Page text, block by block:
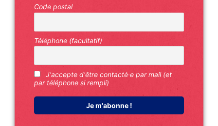
Code postal
Téléphone (facultatif)
J'accepte d'être contacté·e par mail (et
par téléphone si rempli)